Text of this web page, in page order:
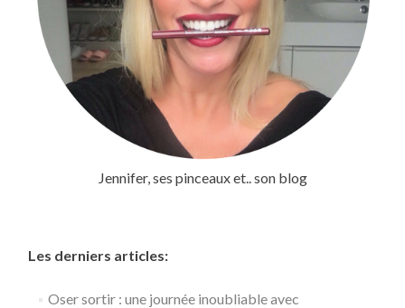
Jennifer, ses pinceaux et.. son blog
Les derniers articles:
Oser sortir : une journée inoubliable avec